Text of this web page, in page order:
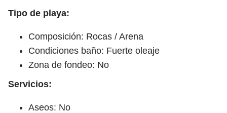
Tipo de playa:
Composición: Rocas / Arena
Condiciones baño: Fuerte oleaje
Zona de fondeo: No
Servicios:
Aseos: No